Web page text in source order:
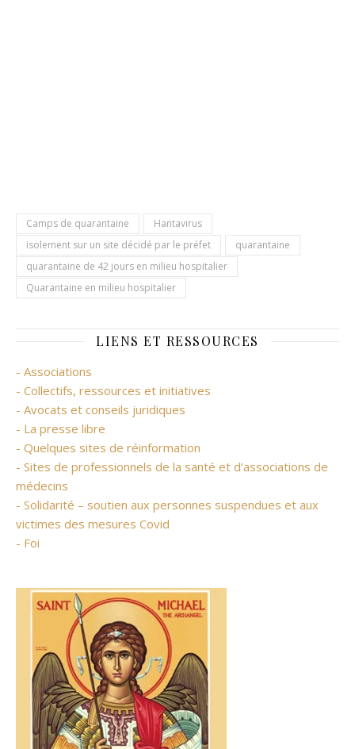
Camps de quarantaine
Hantavirus
isolement sur un site décidé par le préfet
quarantaine
quarantaine de 42 jours en milieu hospitalier
Quarantaine en milieu hospitalier
LIENS ET RESSOURCES
- Associations
- Collectifs, ressources et initiatives
- Avocats et conseils juridiques
- La presse libre
- Quelques sites de réinformation
- Sites de professionnels de la santé et d’associations de
médecins
- Solidarité – soutien aux personnes suspendues et aux
victimes des mesures Covid
- Foi